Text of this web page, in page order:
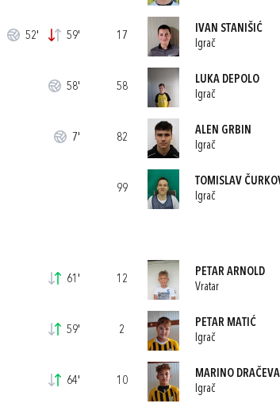
52' 59'
58'
7'
61'
59'
64'
17
IVAN STANIŠIĆ
Igrač
58
LUKA DEPOLO
Igrač
82
ALEN GRBIN
Igrač
99
TOMISLAV
Igrač
12
PETAR ARNOLD
Vratar
2
PETAR MATIĆ
Igrač
10
MARINO
Igrač